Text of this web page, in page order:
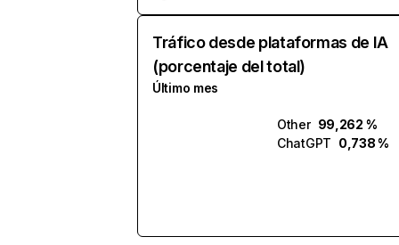
Tráfico desde plataformas de IA
(porcentaje del total)
Último mes
Other 99,262 %
ChatGPT 0,738 %